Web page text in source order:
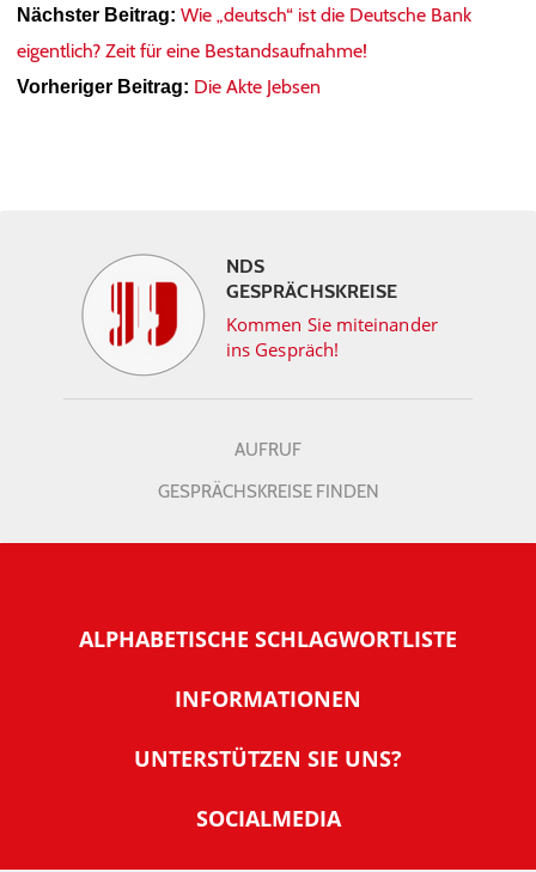
Nächster Beitrag: Wie „deutsch“ ist die Deutsche Bank
eigentlich? Zeit für eine Bestandsaufnahme!
Vorheriger Beitrag: Die Akte Jebsen
NDS
GESPRÄCHSKREISE
Kommen Sie miteinander
ins Gespräch!
AUFRUF
GESPRÄCHSKREISE FINDEN
ALPHABETISCHE SCHLAGWORTLISTE
INFORMATIONEN
Warum NachDenkSeiten
Tipps zur Nutzung der NachDenkSeiten
UNTERSTÜTZEN SIE UNS?
SOCIALMEDIA